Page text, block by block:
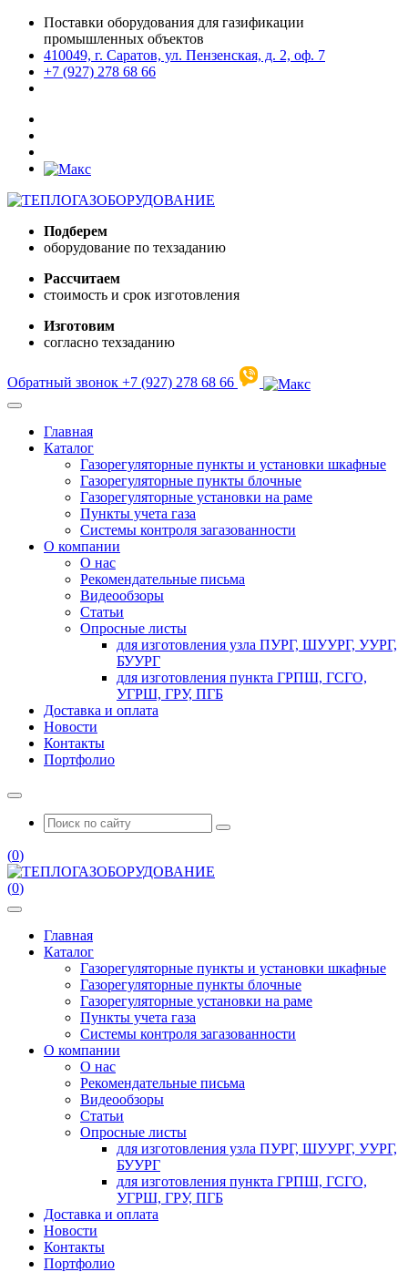
Поставки оборудования для газификации
промышленных объектов
410049, г. Саратов, ул. Пензенская, д. 2, оф. 7
+7 (927) 278 68 66
Подберем
оборудование по техзаданию
Рассчитаем
стоимость и срок изготовления
Изготовим
согласно техзаданию
Обратный звонок +7 (927) 278 68 66
Главная
Каталог
Газорегуляторные пункты и установки шкафные
Газорегуляторные пункты блочные
Газорегуляторные установки на раме
Пункты учета газа
Системы контроля загазованности
О компании
О нас
Рекомендательные письма
Видеообзоры
Статьи
Опросные листы
для изготовления узла ПУРГ, ШУУРГ, УУРГ,
БУУРГ
для изготовления пункта ГРПШ, ГСГО,
УГРШ, ГРУ, ПГБ
Доставка и оплата
Новости
Контакты
Портфолио
(0)
(0)
Главная
Каталог
Газорегуляторные пункты и установки шкафные
Газорегуляторные пункты блочные
Газорегуляторные установки на раме
Пункты учета газа
Системы контроля загазованности
О компании
О нас
Рекомендательные письма
Видеообзоры
Статьи
Опросные листы
для изготовления узла ПУРГ, ШУУРГ, УУРГ,
БУУРГ
для изготовления пункта ГРПШ, ГСГО,
УГРШ, ГРУ, ПГБ
Доставка и оплата
Новости
Контакты
Портфолио